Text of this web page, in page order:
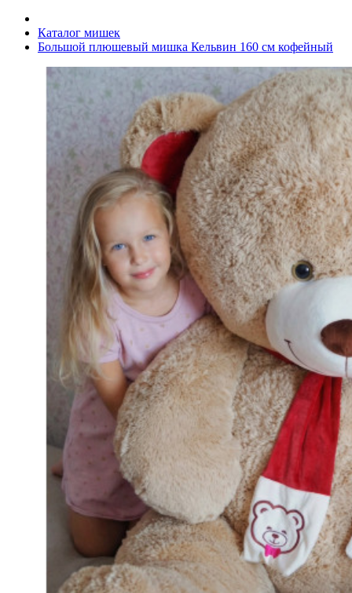
Каталог мишек
Большой плюшевый мишка Кельвин 160 см кофейный